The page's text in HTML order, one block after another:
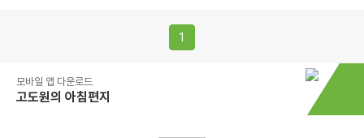
1
모바일 앱 다운로드
고도원의 아침편지